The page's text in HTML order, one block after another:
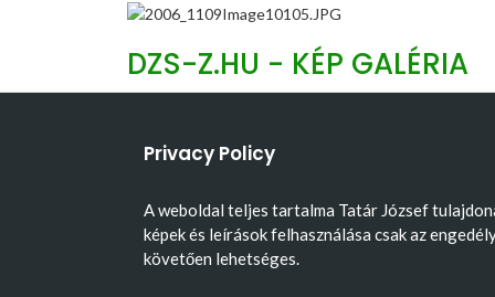
DZS-Z.HU - KÉP GALÉRIA
Privacy Policy
A weboldal teljes tartalma Tatár József
képek és leírások felhasználása csak az
követően lehetséges.